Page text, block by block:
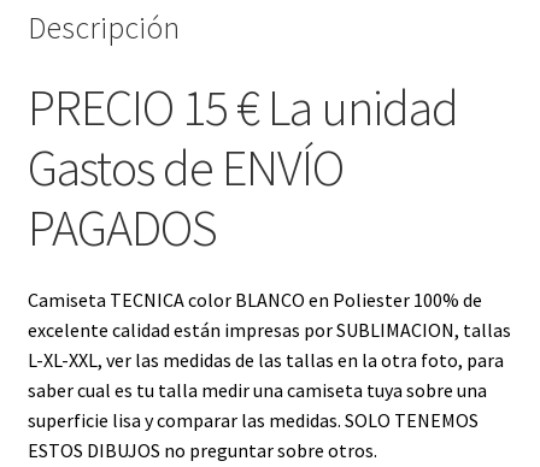
cantidad
Descripción
PRECIO 15 € La unidad
Gastos de ENVÍO
PAGADOS
Camiseta TECNICA color BLANCO en Poliester 100% de
excelente calidad están impresas por SUBLIMACION, tallas
L-XL-XXL, ver las medidas de las tallas en la otra foto, para
saber cual es tu talla medir una camiseta tuya sobre una
superficie lisa y comparar las medidas. SOLO TENEMOS
ESTOS DIBUJOS no preguntar sobre otros.